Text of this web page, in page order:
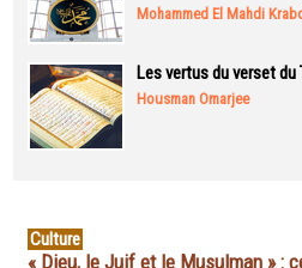
Mohammed El Mahdi
Les vertus du verset
Housman Omarjee
Culture
« Dieu, le Juif et le Musulman » :